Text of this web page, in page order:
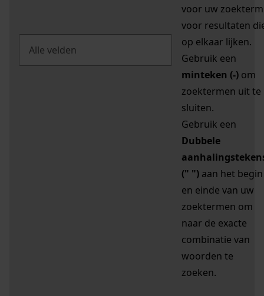
voor uw zoekterm
voor resultaten
op elkaar lijken.
Gebruik een
minteken (-) om
zoektermen uit te
sluiten.
Gebruik een
Dubbele
(" ") aan het begin
en einde van uw
zoektermen om
naar de exacte
combinatie van
woorden te
zoeken.